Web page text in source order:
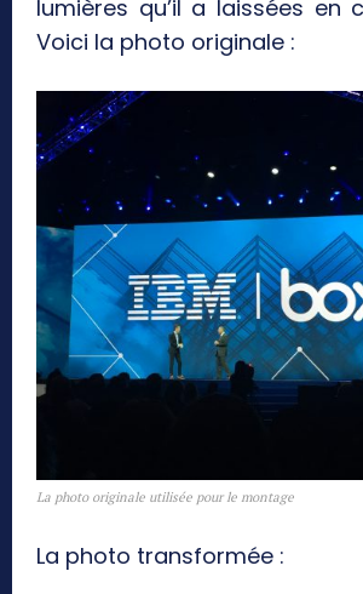
lumières qu’il a laissées en
Voici la photo originale :
La photo originale utilisée pour le montage
La photo transformée :